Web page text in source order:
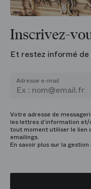
Inscrivez-
Et restez informé
Adresse e-mail
Votre adresse de
les lettres d’information
tout moment utiliser le lien
emailings.
En savoir plus sur la gestion